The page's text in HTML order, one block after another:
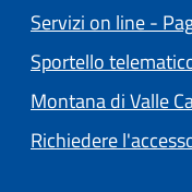
Servizi on line -
Sportello
Montana di Valle
Richiedere